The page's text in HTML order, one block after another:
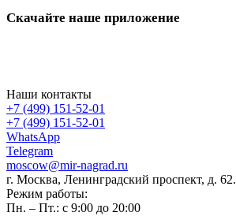
Скачайте наше приложение
Наши контакты
+7 (499) 151-52-01
+7 (499) 151-52-01
WhatsApp
Telegram
moscow@mir-nagrad.ru
г. Москва, Ленинградский проспект, д. 62.
Режим работы:
Пн. – Пт.: с 9:00 до 20:00